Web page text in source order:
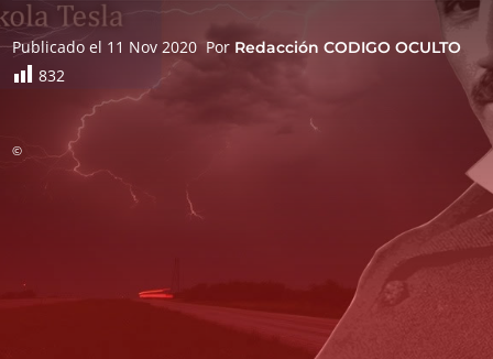
Publicado el 11 Nov 2020 Por Redacción CODIGO OCULTO
832
©